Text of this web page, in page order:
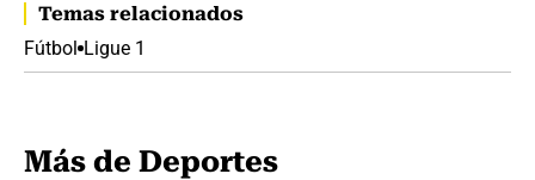
Temas relacionados
Fútbol Ligue 1
Más de Deportes